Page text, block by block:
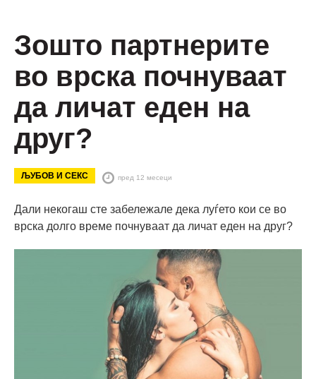
Зошто партнерите
во врска почнуваат
да личат еден на
друг?
ЉУБОВ И СЕКС пред 12 месеци
Дали некогаш сте забележале дека луѓето кои се во
врска долго време почнуваат да личат еден на друг?